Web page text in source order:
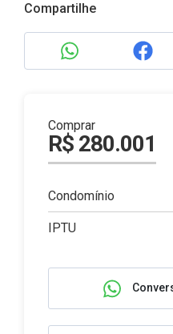
Compartilhe
Comprar
R$ 280.001
Condomínio
IPTU